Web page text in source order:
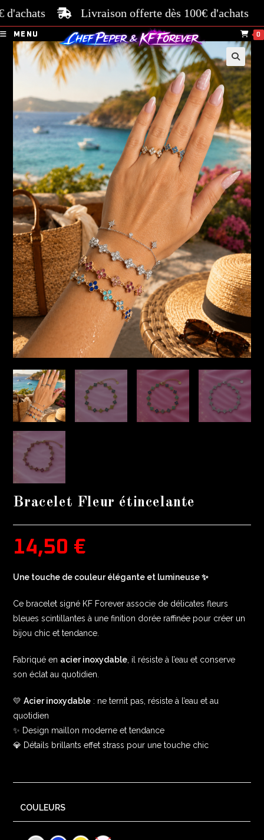
Livraison offerte dès 100€ d'achats
MENU 0
🔍
Bracelet Fleur étincelante
14,50 €
Une touche de couleur élégante et lumineuse ✨
Ce bracelet signé KF Forever associe de délicates fleurs
bleues scintillantes à une finition dorée raffinée pour créer un
bijou chic et tendance.
Fabriqué en acier inoxydable , il résiste à l’eau et conserve
son éclat au quotidien.
💛Acier inoxydable : ne ternit pas, résiste à l’eau et au
quotidien
✨ Design maillon moderne et tendance
💎 Détails brillants effet strass pour une touche chic
COULEURS